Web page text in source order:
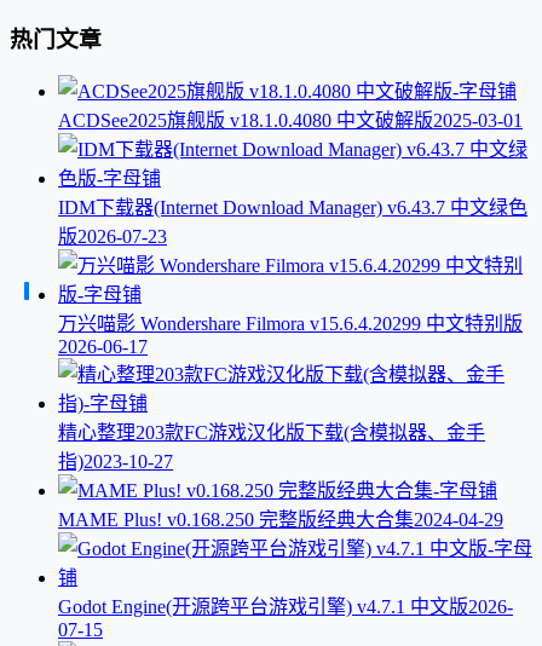
热门文章
ACDSee2025旗舰版 v18.1.0.4080 中文破解版2025-03-01
IDM下载器(Internet Download Manager) v6.43.7 中文绿色
版2026-07-23
万兴喵影 Wondershare Filmora v15.6.4.20299 中文特别版
2026-06-17
精心整理203款FC游戏汉化版下载(含模拟器、金手
指)2023-10-27
MAME Plus! v0.168.250 完整版经典大合集2024-04-29
Godot Engine(开源跨平台游戏引擎) v4.7.1 中文版2026-
07-15